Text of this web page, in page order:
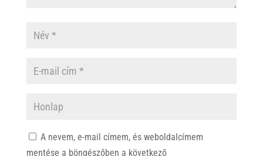
A nevem, e-mail címem, és weboldalcímem
mentése a böngészőben a következő